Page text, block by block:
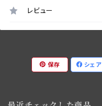
レビュー
保存 シェア